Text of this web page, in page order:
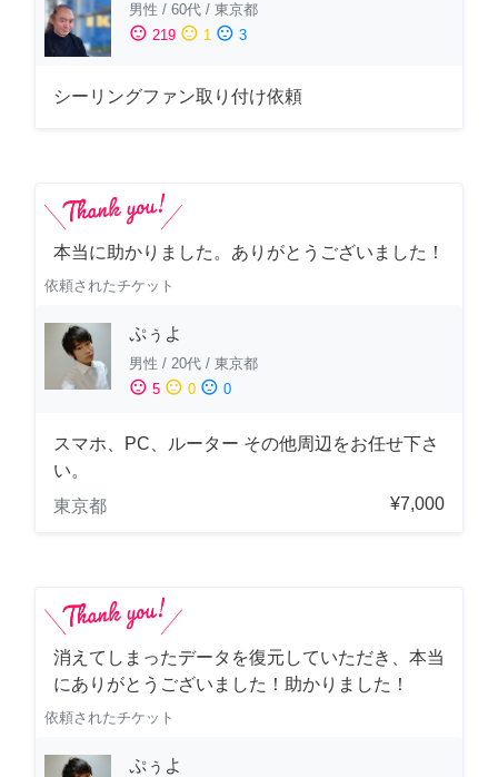
男性 / 60代 / 東京都
sentiment_satisfied 219 sentiment_neutral 1 sentiment_dissatisfied 3
シーリングファン取り付け依頼
本当に助かりました。ありがとうございました！
依頼されたチケット
ぷぅよ
男性 / 20代 / 東京都
sentiment_satisfied 5 sentiment_neutral 0 sentiment_dissatisfied 0
スマホ、PC、ルーター その他周辺をお任せ下さ
い。
東京都
¥7,000
消えてしまったデータを復元していただき、本当
にありがとうございました！助かりました！
依頼されたチケット
ぷぅよ